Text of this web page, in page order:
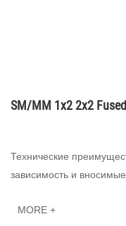
SM/MM 1x2 2x2
Технические
зависимость и вносимые
MORE +